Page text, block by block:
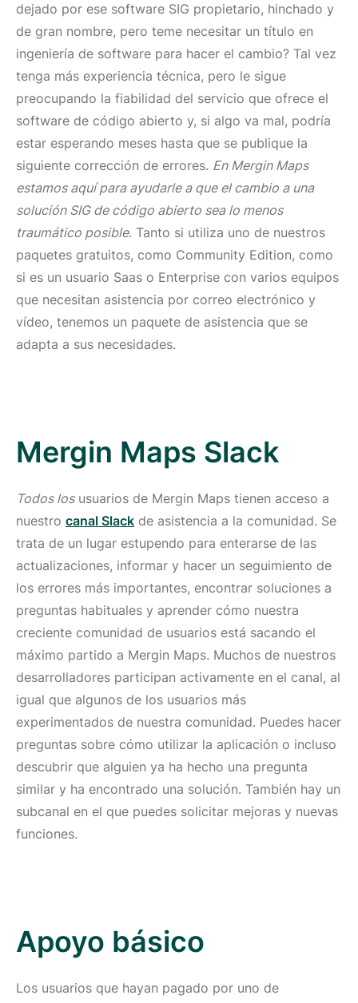
dejado por ese software SIG propietario, hinchado y
de gran nombre, pero teme necesitar un título en
ingeniería de software para hacer el cambio? Tal vez
tenga más experiencia técnica, pero le sigue
preocupando la fiabilidad del servicio que ofrece el
software de código abierto y, si algo va mal, podría
estar esperando meses hasta que se publique la
siguiente corrección de errores. En Mergin Maps
estamos aquí para ayudarle a que el cambio a una
solución SIG de código abierto sea lo menos
traumático posible. Tanto si utiliza uno de nuestros
paquetes gratuitos, como Community Edition, como
si es un usuario Saas o Enterprise con varios equipos
que necesitan asistencia por correo electrónico y
vídeo, tenemos un paquete de asistencia que se
adapta a sus necesidades.
Mergin Maps Slack
Todos losusuarios de Mergin Maps tienen acceso a
nuestro canal Slack de asistencia a la comunidad. Se
trata de un lugar estupendo para enterarse de las
actualizaciones, informar y hacer un seguimiento de
los errores más importantes, encontrar soluciones a
preguntas habituales y aprender cómo nuestra
creciente comunidad de usuarios está sacando el
máximo partido a Mergin Maps. Muchos de nuestros
desarrolladores participan activamente en el canal, al
igual que algunos de los usuarios más
experimentados de nuestra comunidad. Puedes hacer
preguntas sobre cómo utilizar la aplicación o incluso
descubrir que alguien ya ha hecho una pregunta
similar y ha encontrado una solución. También hay un
subcanal en el que puedes solicitar mejoras y nuevas
funciones.
Apoyo básico
Los usuarios que hayan pagado por uno de